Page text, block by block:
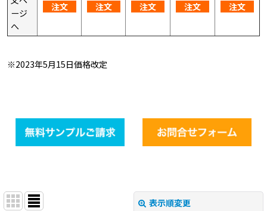
ージ
へ
注文 注文 注文 注文 注文
※2023年5月15日価格改定
表示順変更